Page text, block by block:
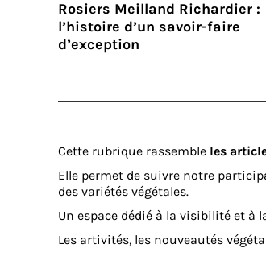
Rosiers Meilland Richardier :
l’histoire d’un savoir-faire
d’exception
Cette rubrique rassemble les
Elle permet de suivre notre
des variétés végétales.
Un espace dédié à la visibilité et à
Les artivités, les nouveautés